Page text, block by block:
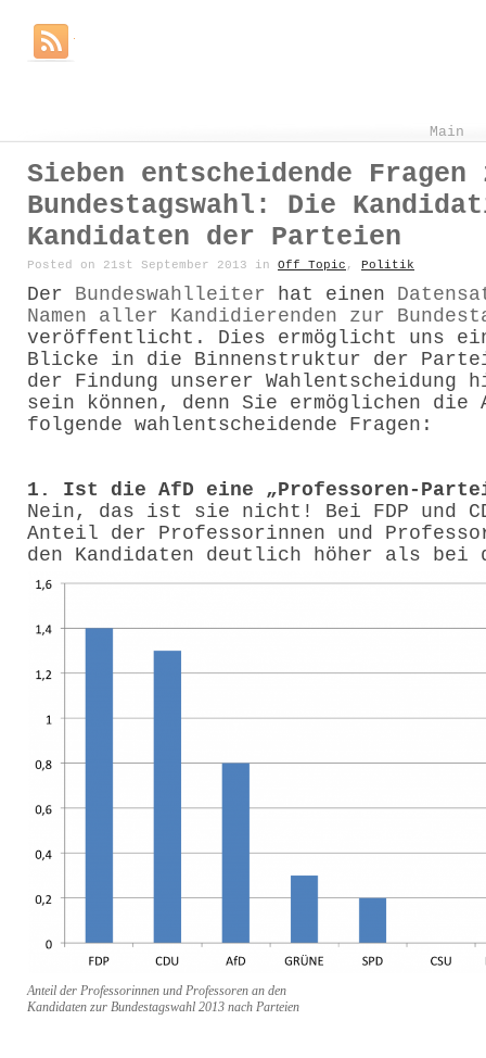
Main
Sieben entscheidende Fragen
Bundestagswahl: Die
Kandidaten der Parteien
Posted on 21st September 2013 in Off Topic , Politik
Der Bundeswahlleiter hat einen
Namen aller Kandidierenden zur
veröffentlicht. Dies ermöglicht uns
Blicke in die Binnenstruktur der
der Findung unserer Wahlentscheidung
sein können, denn Sie ermöglichen die
folgende wahlentscheidende Fragen:
1. Ist die AfD eine „Professoren-
Nein, das ist sie nicht! Bei FDP und
Anteil der Professorinnen und
den Kandidaten deutlich höher als bei
Anteil der Professorinnen und Professoren an den
Kandidaten zur Bundestagswahl 2013 nach Parteien